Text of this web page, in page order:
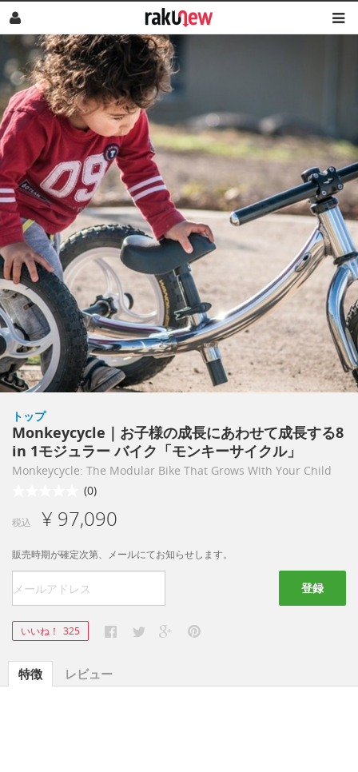
トップ
Monkeycycle｜お子様の成長にあわせて成長する8
in 1モジュラー バイク「モンキーサイクル」
Monkeycycle: The Modular Bike That Grows With Your Child
(0)
税込 ¥ 97,090
販売時期が確定次第、メールにてお知らせします。
登録
いいね！ 325
特徴 レビュー